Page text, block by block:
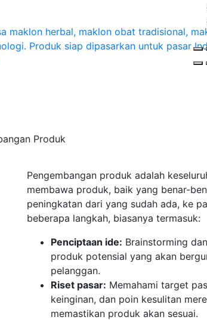
Produk
Pengembangan produk adalah
membawa produk, baik yang benar-
peningkatan dari yang sudah ada, ke
beberapa langkah, biasanya termasuk:
Penciptaan ide: Brainstorming
produk potensial yang akan
pelanggan.
Riset pasar: Memahami target
keinginan, dan poin kesulitan
memastikan produk akan sesuai.